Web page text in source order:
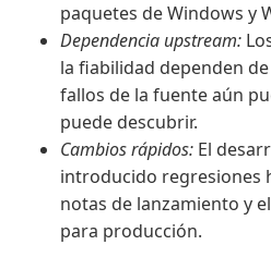
paquetes de Windows y
Dependencia upstream:
la fiabilidad dependen
fallos de la fuente aún
puede descubrir.
Cambios rápidos: El
introducido regresiones
notas de lanzamiento y
para producción.